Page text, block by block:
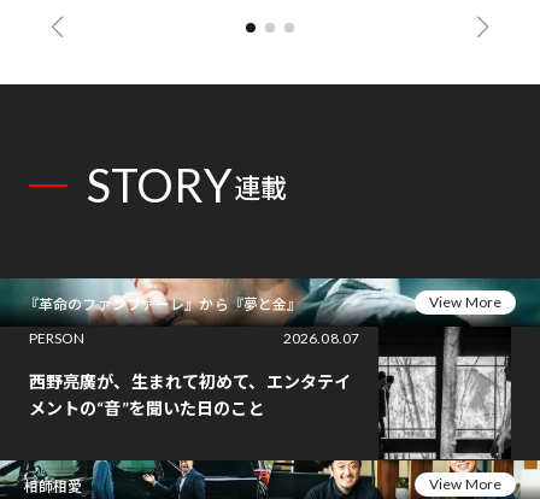
STORY連載
『革命のファンファーレ』から『夢と金』
View More
PERSON
2026.08.07
西野亮廣が、生まれて初めて、エンタテイ
メントの“音”を聞いた日のこと
相師相愛 View More